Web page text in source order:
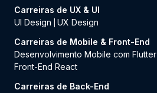
Carreiras de UX & UI
UI Design
UX Design
Carreiras de Mobile & Front-End
Desenvolvimento Mobile com Flutter
Front-End React
Carreiras de Back-End